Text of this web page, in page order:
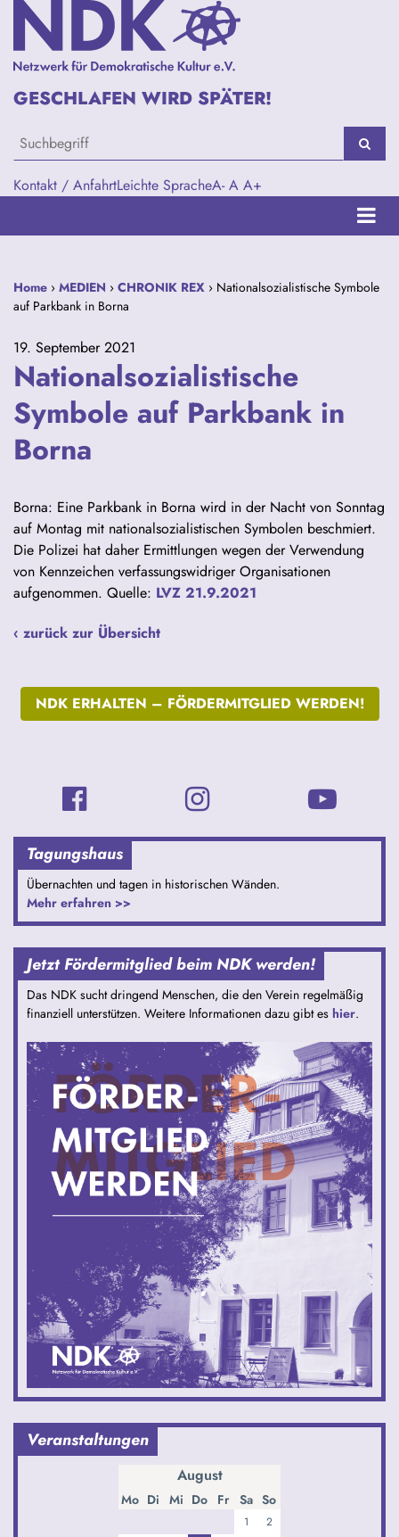
Kontakt / AnfahrtLeichte SpracheA- A A+
GESCHLAFEN WIRD SPÄTER!
Home › MEDIEN › CHRONIK REX › Nationalsozialistische Symbole
auf Parkbank in Borna
19. September 2021
Nationalsozialistische
Symbole auf Parkbank in
Borna
Borna: Eine Parkbank in Borna wird in der Nacht von Sonntag
auf Montag mit nationalsozialistischen Symbolen beschmiert.
Die Polizei hat daher Ermittlungen wegen der Verwendung
von Kennzeichen verfassungswidriger Organisationen
aufgenommen. Quelle: LVZ 21.9.2021
‹ zurück zur Übersicht
NDK ERHALTEN – FÖRDERMITGLIED WERDEN!
Tagungshaus
Übernachten und tagen in historischen Wänden.
Mehr erfahren >>
Jetzt Fördermitglied beim NDK werden!
Das NDK sucht dringend Menschen, die den Verein regelmäßig
finanziell unterstützen. Weitere Informationen dazu gibt es hier.
Veranstaltungen
August
Mo Di Mi Do Fr Sa So
1
2